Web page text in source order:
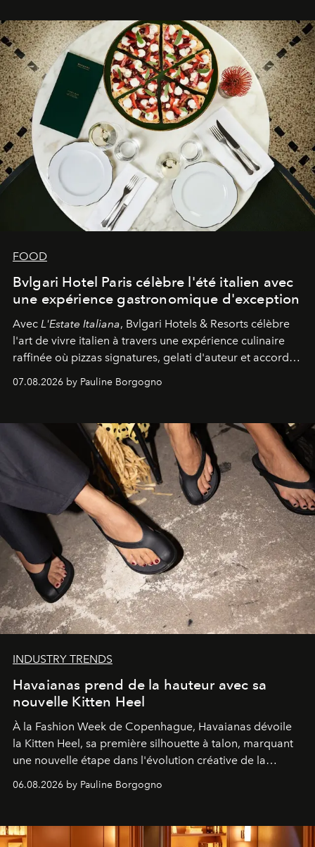
FOOD
Bvlgari Hotel Paris célèbre l'été italien avec
une expérience gastronomique d'exception
Avec L'Estate Italiana, Bvlgari Hotels & Resorts célèbre
l'art de vivre italien à travers une expérience culinaire
raffinée où pizzas signatures, gelati d'auteur et accords
d'exception composent un véritable voyage sensoriel.
07.08.2026 by Pauline Borgogno
INDUSTRY TRENDS
Havaianas prend de la hauteur avec sa
nouvelle Kitten Heel
À la Fashion Week de Copenhague, Havaianas dévoile
la Kitten Heel, sa première silhouette à talon, marquant
une nouvelle étape dans l'évolution créative de la
06.08.2026 by Pauline Borgogno